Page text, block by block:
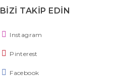
BİZİ TAKİP EDİN
Instagram
Pinterest
Facebook